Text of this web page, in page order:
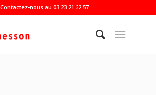
Contactez-nous au 03 23 21 22 57